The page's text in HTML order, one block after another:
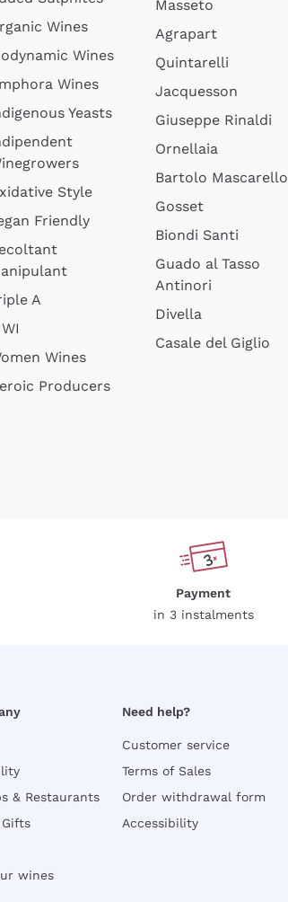
Wines
Wines
Wines
Yeasts
Style
Friendly
A
Wines
Producers
Masseto
Agrapart
Quintarelli
Jacquesson
Giuseppe Rinaldi
Ornellaia
Bartolo Mascarello
Gosset
Biondi Santi
Guado al Tasso
Antinori
Divella
Casale del Giglio
Payment
in 3 instalments
& Restaurants
wines
Need help?
Customer service
Terms of Sales
Order withdrawal form
Accessibility